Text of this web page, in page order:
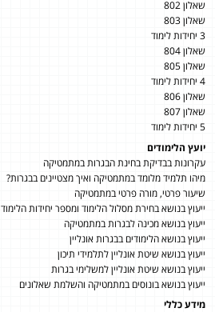
שאלון 802
שאלון 803
3 יחידות לימוד
שאלון 804
שאלון 805
4 יחידות לימוד
שאלון 806
שאלון 807
5 יחידות לימוד
יועץ הלימודים
עקרונות בבדיקת בחינת הבגרות במתמטיקה
מיהו תלמיד מלומד במתמטיקה ואיך מצטיינים בבגרות?
שיעור פרטי, מורה פרטי במתמטיקה
ייעוץ בנושא בחירת מסלול הלימוד ומספר יחידות הלימוד
ייעוץ בנושא מכינה לבגרות במתמטיקה
ייעוץ בנושא הלימודים בבגרות אונליין
ייעוץ בנושא שיטת אונליין לתלמידי תיכון
ייעוץ בנושא שיטת אונליין למשלימי בגרות
ייעוץ בנושא בונוסים במתמטיקה והשלמת שאלונים
מידע כללי